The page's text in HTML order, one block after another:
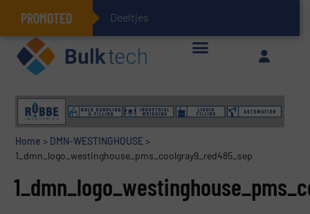
PROMOTED Deeltjesmechanica
Home > DMN-WESTINGHOUSE>
1_dmn_logo_westinghouse_pms_coolgray9_red485_sep